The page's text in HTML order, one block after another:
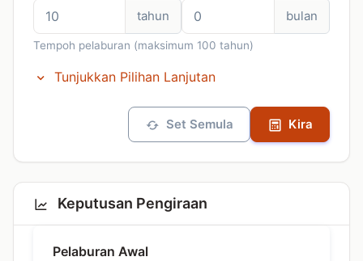
tahun bulan
Tempoh pelaburan (maksimum 100 tahun)
Tunjukkan Pilihan Lanjutan
Set Semula Kira
Keputusan Pengiraan
Pelaburan Awal